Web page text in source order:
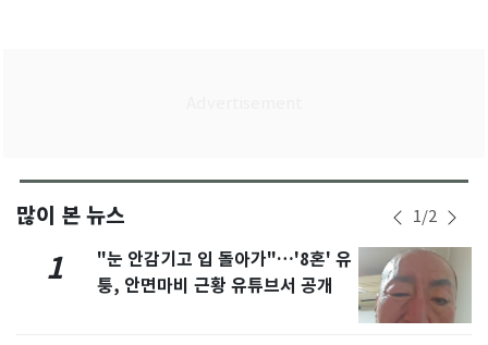
많이 본 뉴스 1/2
1
"눈 안감기고 입 돌아가"…'8혼' 유
퉁, 안면마비 근황 유튜브서 공개